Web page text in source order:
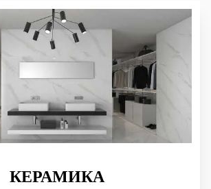
КЕРАМИКА